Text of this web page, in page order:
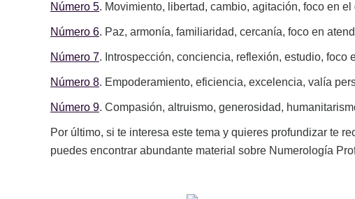
Número 5. Movimiento, libertad, cambio, agitación, foco en
Número 6. Paz, armonía, familiaridad, cercanía, foco en
Número 7. Introspección, conciencia, reflexión, estudio, foco
Número 8. Empoderamiento, eficiencia, excelencia, valía
Número 9. Compasión, altruismo, generosidad,
Por último, si te interesa este tema y quieres profundizar te
puedes encontrar abundante material sobre Numerología